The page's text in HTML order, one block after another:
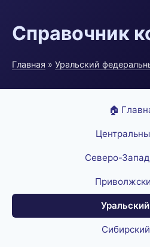
Справочник
Главная » Уральский
🏠
Северо-